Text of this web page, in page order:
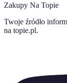
Zakupy Na Topie
Twoje źródło
na topie.pl.